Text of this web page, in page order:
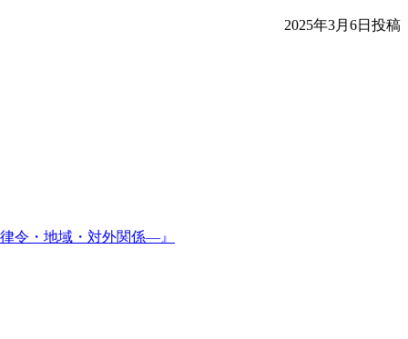
2025年3月6日投稿
令・地域・対外関係—』